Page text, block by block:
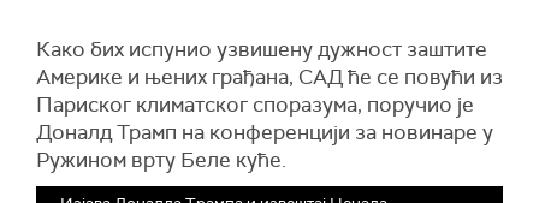
Како бих испунио узвишену дужност заштите
Америке и њених грађана, САД ће се повући из
Париског климатског споразума, поручио је
Доналд Трамп на конференцији за новинаре у
Ружином врту Беле куће.